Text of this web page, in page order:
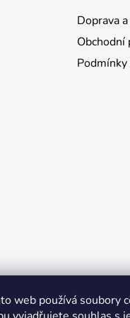
web používá soubory
Doprava
Obchodní